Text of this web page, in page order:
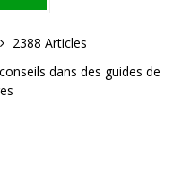
2388 Articles
dans des guides de